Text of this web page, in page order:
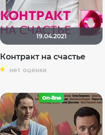
19.04.2021
Контракт на счастье
нет оценки